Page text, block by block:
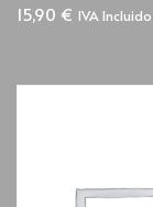
15,90 € IVA Incluido